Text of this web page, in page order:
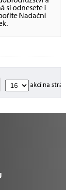
si odnesete i
Nadační
akcí na